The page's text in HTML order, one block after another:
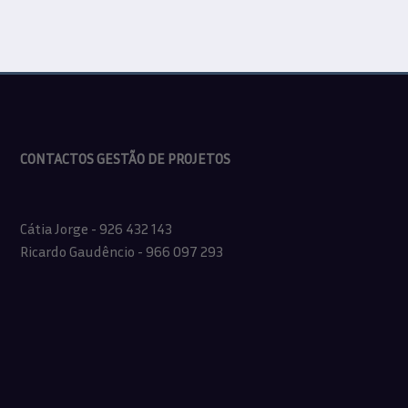
CONTACTOS GESTÃO DE PROJETOS
Cátia Jorge - 926 432 143
Ricardo Gaudêncio - 966 097 293